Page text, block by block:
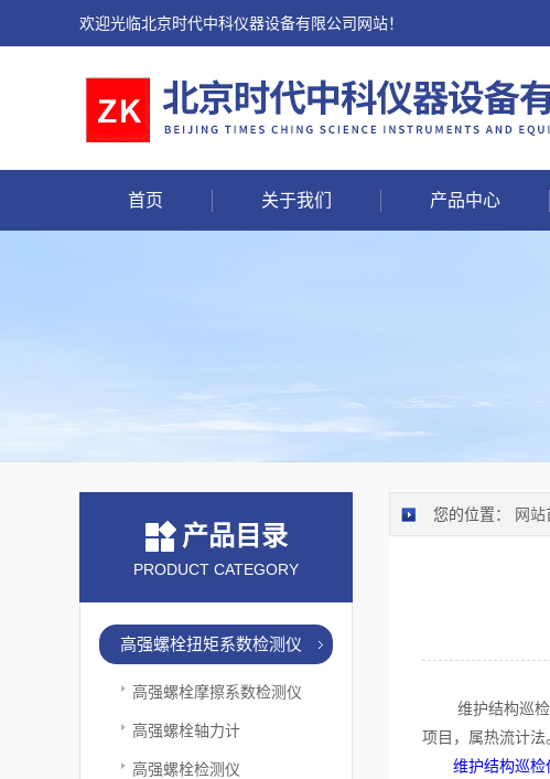
欢迎光临北京时代中科仪器设备有限公司网站！
首页 关于我们 产品中心
产品目录
PRODUCT CATEGORY
高强螺栓扭矩系数检测仪
高强螺栓摩擦系数检测仪
高强螺栓轴力计
高强螺栓检测仪
您的位置： 网站
维护结构巡检仪
项目，属热流计法
维护结构巡检